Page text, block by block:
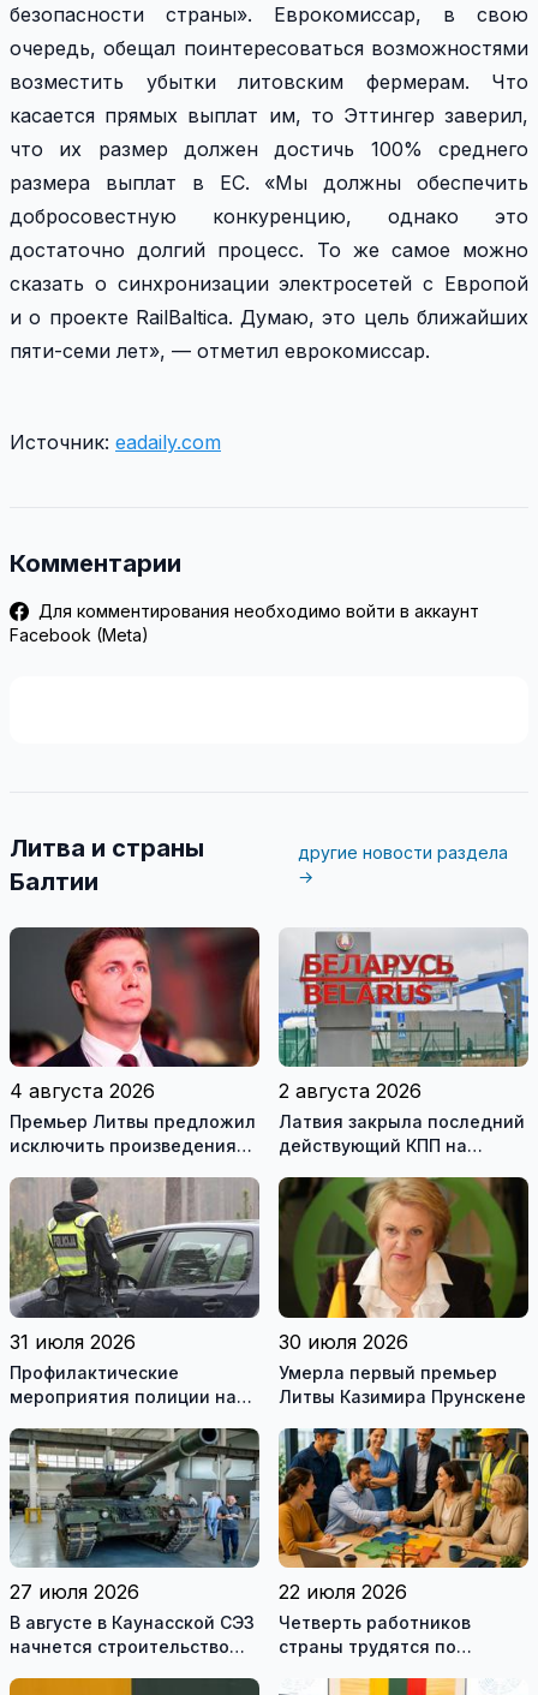
безопасности страны». Еврокомиссар, в свою
очередь, обещал поинтересоваться возможностями
возместить убытки литовским фермерам. Что
касается прямых выплат им, то Эттингер заверил,
что их размер должен достичь 100% среднего
размера выплат в ЕС. «Мы должны обеспечить
добросовестную конкуренцию, однако это
достаточно долгий процесс. То же самое можно
сказать о синхронизации электросетей с Европой
и о проекте RailBaltica. Думаю, это цель ближайших
пяти-семи лет», — отметил еврокомиссар.
Источник: eadaily.com
Комментарии
Для комментирования необходимо войти в аккаунт
Facebook (Meta)
Литва и страны
Балтии
другие новости раздела
→
4 августа 2026
Премьер Литвы предложил
исключить произведения
рекомендуемой
литературы
2 августа 2026
Латвия закрыла последний
действующий КПП на
31 июля 2026
Профилактические
мероприятия полиции на
30 июля 2026
Умерла первый премьер
Литвы Казимира Прунскене
27 июля 2026
В августе в Каунасской СЭЗ
начнется строительство
22 июля 2026
Четверть работников
страны трудятся по